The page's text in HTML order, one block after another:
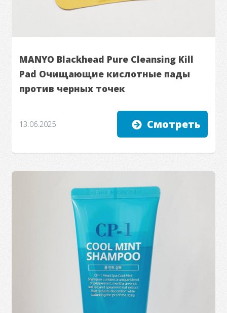
MANYO Blackhead Pure Cleansing Kill
Pad Очищающие кислотные пады
против черных точек
13.06.2025 Смотреть